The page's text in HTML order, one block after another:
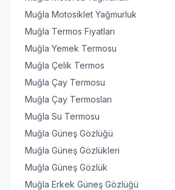
Muğla Motosiklet Yağmurluk
Muğla Termos Fiyatları
Muğla Yemek Termosu
Muğla Çelik Termos
Muğla Çay Termosu
Muğla Çay Termosları
Muğla Su Termosu
Muğla Güneş Gözlüğü
Muğla Güneş Gözlükleri
Muğla Güneş Gözlük
Muğla Erkek Güneş Gözlüğü